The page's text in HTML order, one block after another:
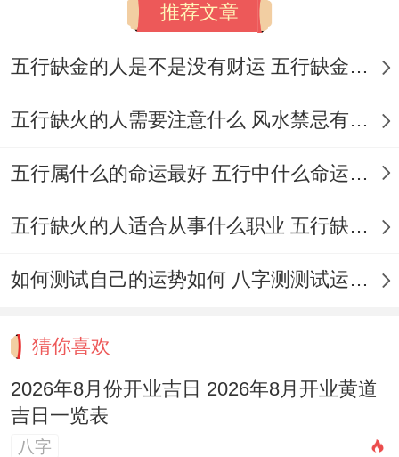
推荐文章
五行缺金的人是不是没有财运 五行缺金的人命运好不好
五行缺火的人需要注意什么 风水禁忌有哪些
五行属什么的命运最好 五行中什么命运势旺盛
五行缺火的人适合从事什么职业 五行缺火的人适合从事的职业有哪些
如何测试自己的运势如何 八字测测试运运程
猜你喜欢
2026年8月份开业吉日 2026年8月开业黄道
吉日一览表
八字